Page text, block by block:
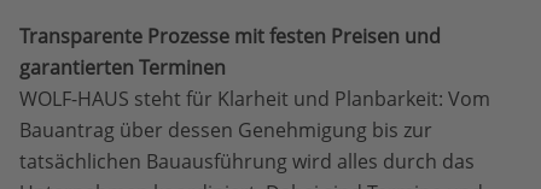
Transparente Prozesse mit festen Preisen und
garantierten Terminen
WOLF-HAUS steht für Klarheit und Planbarkeit: Vom
Bauantrag über dessen Genehmigung bis zur
tatsächlichen Bauausführung wird alles durch das